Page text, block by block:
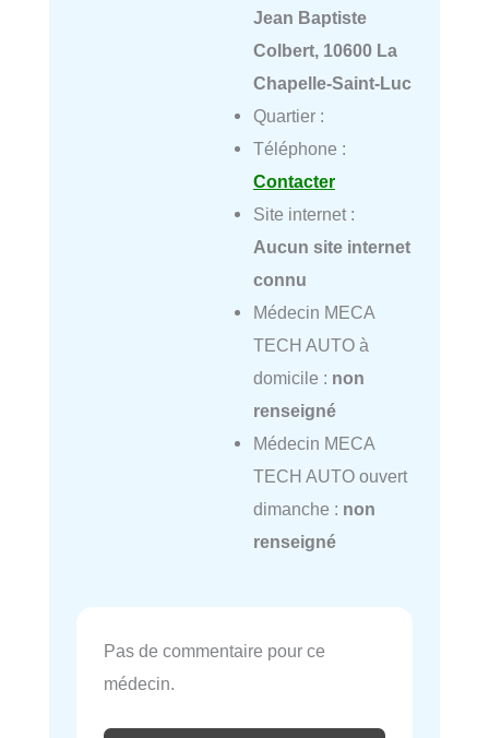
Jean Baptiste
Colbert, 10600 La
Chapelle-Saint-Luc
Quartier :
Téléphone :
Contacter
Site internet :
Aucun site internet
connu
Médecin MECA
TECH AUTO à
domicile : non
renseigné
Médecin MECA
TECH AUTO ouvert
dimanche : non
renseigné
Pas de commentaire pour ce
médecin.